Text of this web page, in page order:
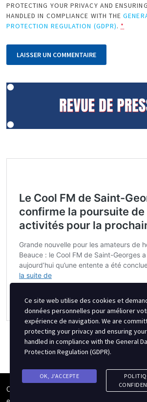
PROTECTING YOUR PRIVACY AND
HANDLED IN COMPLIANCE WITH THE
PROTECTION REGULATION (GDPR). *
Copyright © 2026 Semipro Magazine.
Ce site web utilise des cookies et
données personnelles pour améliorer
expérience de navigation. We are
protecting your privacy and ensuring
handled in compliance with the General
Protection Regulation (GDPR).
OK, J'ACCEPTE